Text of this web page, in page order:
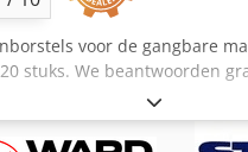
voor de gangbare
stuks. We beantwoorden